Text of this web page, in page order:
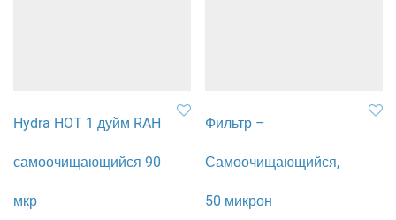
Hydra HOT 1 дуйм RAH
самоочищающийся 90
мкр
Фильтр –
Самоочищающийся,
50 микрон